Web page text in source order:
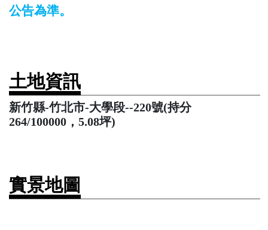
公告為準。
土地資訊
新竹縣-竹北市-大學段--220號(持分
264/100000，5.08坪)
實景地圖